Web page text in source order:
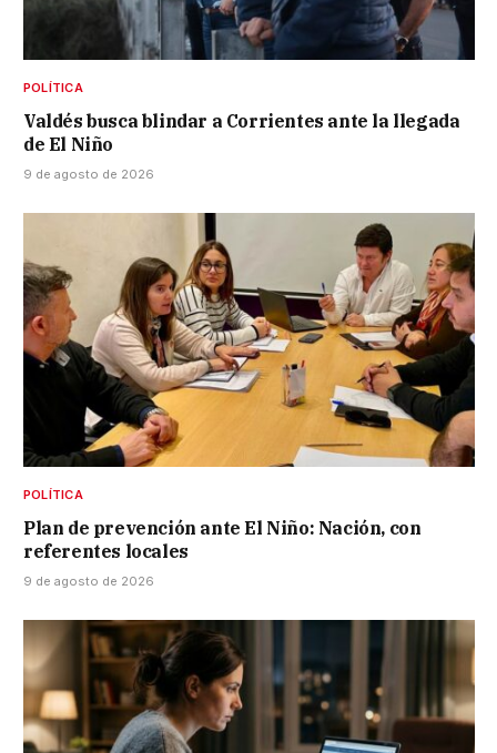
POLÍTICA
Valdés busca blindar a Corrientes ante la llegada
de El Niño
9 de agosto de 2026
POLÍTICA
Plan de prevención ante El Niño: Nación, con
referentes locales
9 de agosto de 2026